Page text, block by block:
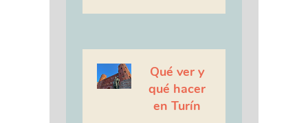
Qué ver y
qué hacer
en Turín